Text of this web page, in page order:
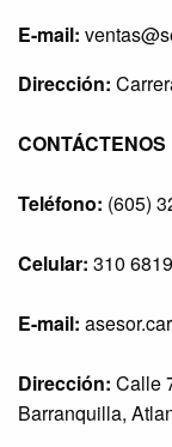
E-mail:
Dirección:
Teléfono: (605)
Celular: 310
E-mail:
Dirección: Calle
Barranquilla,